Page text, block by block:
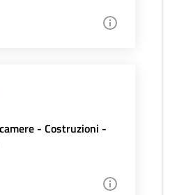
- Costruzioni -